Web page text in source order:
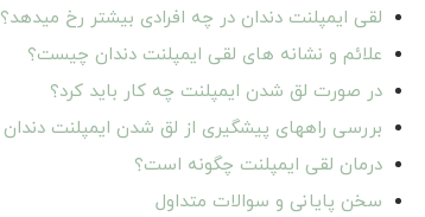
لقی ایمپلنت دندان در چه افرادی بیشتر رخ میدهد؟
علائم و نشانه های لقی ایمپلنت دندان چیست؟
در صورت لق شدن ایمپلنت چه کار باید کرد؟
بررسی راههای پیشگیری از لق شدن ایمپلنت دندان
درمان لقی ایمپلنت چگونه است؟
سخن پایانی و سوالات متداول